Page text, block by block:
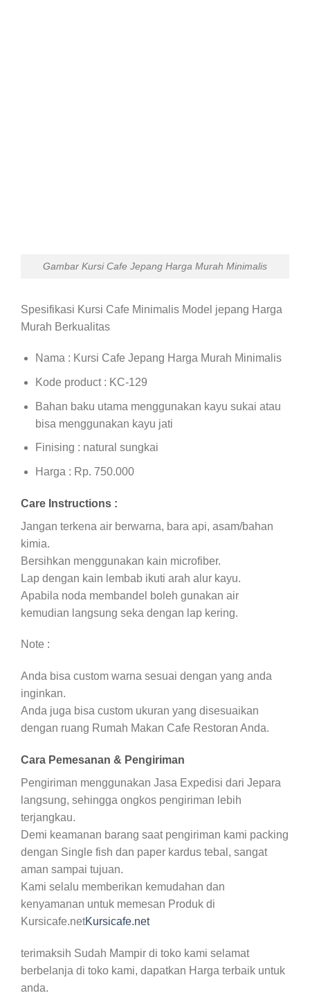
Gambar Kursi Cafe Jepang Harga Murah Minimalis
Spesifikasi Kursi Cafe Minimalis Model jepang Harga
Murah Berkualitas
Nama : Kursi Cafe Jepang Harga Murah Minimalis
Kode product : KC-129
Bahan baku utama menggunakan kayu sukai atau
bisa menggunakan kayu jati
Finising : natural sungkai
Harga : Rp. 750.000
Care Instructions :
Jangan terkena air berwarna, bara api, asam/bahan
kimia.
Bersihkan menggunakan kain microfiber.
Lap dengan kain lembab ikuti arah alur kayu.
Apabila noda membandel boleh gunakan air
kemudian langsung seka dengan lap kering.
Note :
Anda bisa custom warna sesuai dengan yang anda
inginkan.
Anda juga bisa custom ukuran yang disesuaikan
dengan ruang Rumah Makan Cafe Restoran Anda.
Cara Pemesanan & Pengiriman
Pengiriman menggunakan Jasa Expedisi dari Jepara
langsung, sehingga ongkos pengiriman lebih
terjangkau.
Demi keamanan barang saat pengiriman kami packing
dengan Single fish dan paper kardus tebal, sangat
aman sampai tujuan.
Kami selalu memberikan kemudahan dan
kenyamanan untuk memesan Produk di
Kursicafe.netKursicafe.net
terimaksih Sudah Mampir di toko kami selamat
berbelanja di toko kami, dapatkan Harga terbaik untuk
anda.